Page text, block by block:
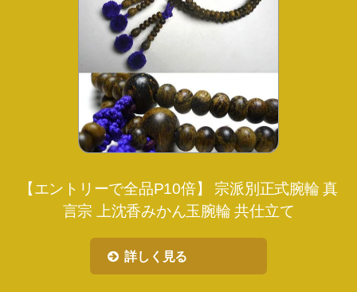
【エントリーで全品P10倍】 宗派別正式腕輪 真
言宗 上沈香みかん玉腕輪 共仕立て
詳しく見る